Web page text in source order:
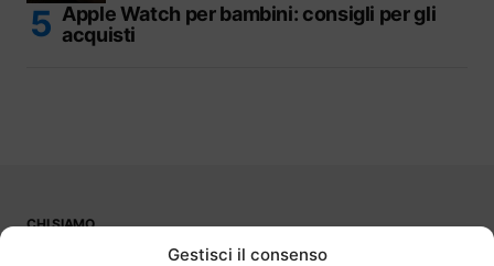
Gestisci il consenso
Apple Watch per bambini: consigli per gli
acquisti
CHI SIAMO